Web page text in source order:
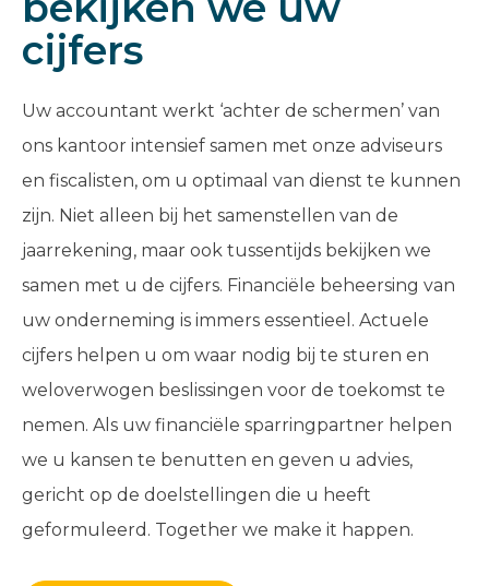
cijfers
Uw accountant werkt ‘achter de schermen’ van
ons kantoor intensief samen met onze adviseurs
en fiscalisten, om u optimaal van dienst te kunnen
zijn. Niet alleen bij het samenstellen van de
jaarrekening, maar ook tussentijds bekijken we
samen met u de cijfers. Financiële beheersing van
uw onderneming is immers essentieel. Actuele
cijfers helpen u om waar nodig bij te sturen en
weloverwogen beslissingen voor de toekomst te
nemen. Als uw financiële sparringpartner helpen
we u kansen te benutten en geven u advies,
gericht op de doelstellingen die u heeft
geformuleerd. Together we make it happen.